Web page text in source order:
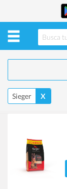
Sieger X